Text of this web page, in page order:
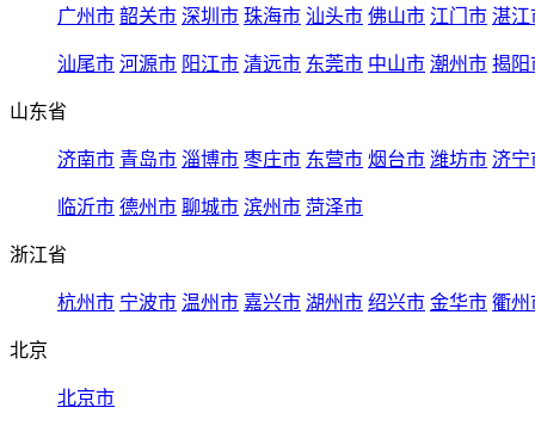
广州市 韶关市 深圳市 珠海市 汕头市 佛山市 江门市 湛江
汕尾市 河源市 阳江市 清远市 东莞市 中山市 潮州市 揭阳
山东省
济南市 青岛市 淄博市 枣庄市 东营市 烟台市 潍坊市 济宁
临沂市 德州市 聊城市 滨州市 菏泽市
浙江省
杭州市 宁波市 温州市 嘉兴市 湖州市 绍兴市 金华市 衢州
北京
北京市